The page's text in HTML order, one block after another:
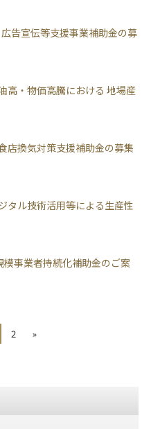
告宣伝等支援事業補助金の募
高・物価高騰における 地場産
店換気対策支援補助金の募集
タル技術活用等による生産性
模事業者持続化補助金のご案
2 »